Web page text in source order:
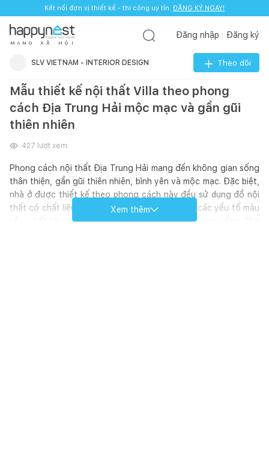
Kết nối đơn vị thiết kế - thi công uy tín. ĐĂNG KÝ NGAY!
M Ạ N G X Ã H Ộ I
Đăng nhập Đăng ký
SLV VIETNAM - INTERIOR DESIGN Theo dõi
Mẫu thiết kế nội thất Villa theo phong
cách Địa Trung Hải mộc mạc và gần gũi
thiên nhiên
427 lượt xem
Phong cách nội thất Địa Trung Hải mang đến không gian sống
thân thiện, gần gũi thiên nhiên, bình yên và mộc mạc. Đặc biệt,
nhà ở được thiết kế theo phong cách này đều sử dụng đồ nội
thất có chất liệu từ thiên nhiên. Sự kết hợp hài các yếu tố màu
sắc, chất liệu, bố cục đã mang đến một không gian sống đậm
Xem thêm